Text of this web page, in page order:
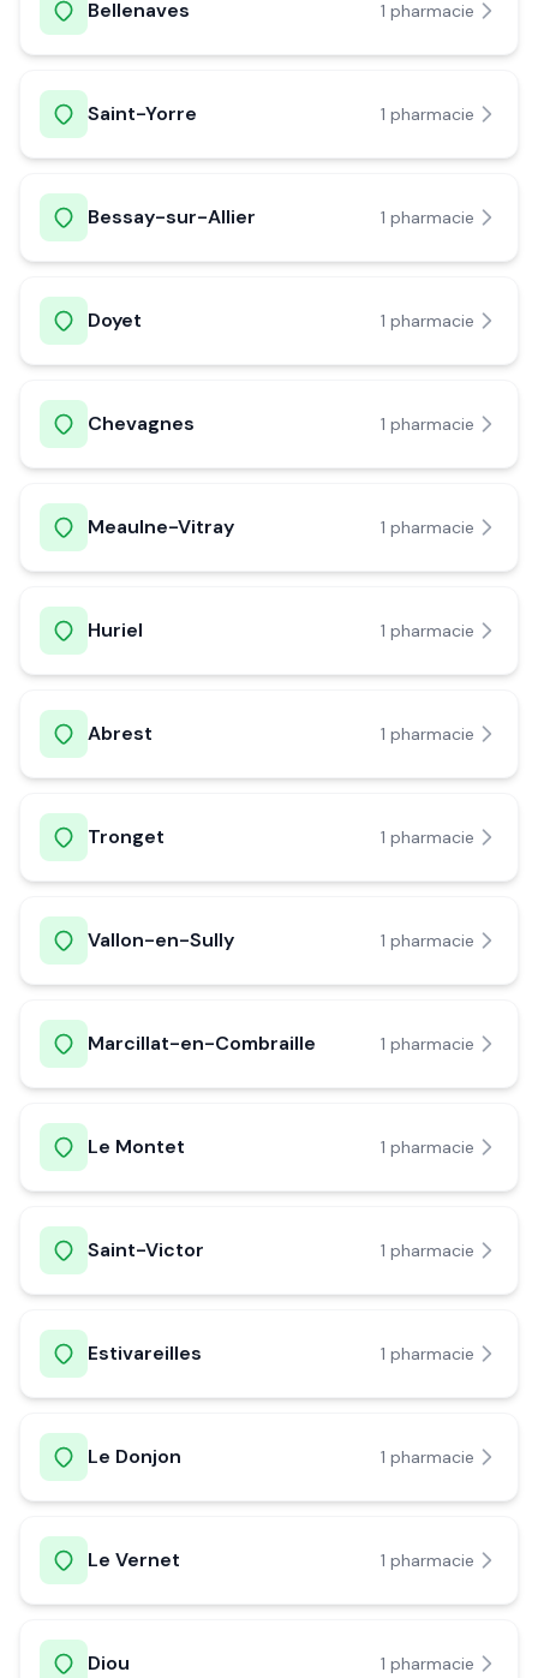
Bellenaves 1 pharmacie
Saint-Yorre 1 pharmacie
Bessay-sur-Allier 1 pharmacie
Doyet 1 pharmacie
Chevagnes 1 pharmacie
Meaulne-Vitray 1 pharmacie
Huriel 1 pharmacie
Abrest 1 pharmacie
Tronget 1 pharmacie
Vallon-en-Sully 1 pharmacie
Marcillat-en-Combraille 1 pharmacie
Le Montet 1 pharmacie
Saint-Victor 1 pharmacie
Estivareilles 1 pharmacie
Le Donjon 1 pharmacie
Le Vernet 1 pharmacie
Diou 1 pharmacie